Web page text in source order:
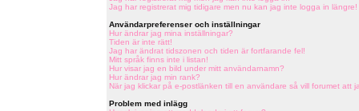
Jag har registrerat mig tidigare men nu kan jag inte logga in längre!
Användarpreferenser och inställningar
Hur ändrar jag mina inställningar?
Tiden är inte rätt!
Jag har ändrat tidszonen och tiden är fortfarande fel!
Mitt språk finns inte i listan!
Hur visar jag en bild under mitt användarnamn?
Hur ändrar jag min rank?
När jag klickar på e-postlänken till en användare så vill forumet att
Problem med inlägg